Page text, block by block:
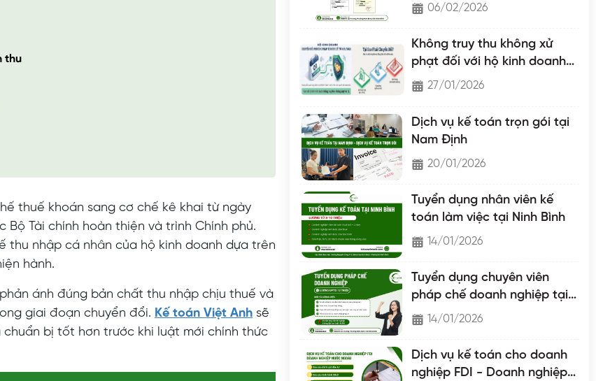
thu
thuế khoán sang cơ chế kê khai từ ngày
Tài chính hoàn thiện và trình Chính phủ.
nhập cá nhân của hộ kinh doanh dựa trên
hành.
ánh đúng bản chất thu nhập chịu thuế và
giai đoạn chuyển đổi. Kế toán Việt Anh sẽ
bị tốt hơn trước khi luật mới chính thức
06/02/2026
Không truy thu không xử
phạt đối với hộ kinh doanh
chuyển lên hộ khoán
27/01/2026
Dịch vụ kế toán trọn gói tại
Nam Định
20/01/2026
Tuyển dụng nhân viên kế
toán làm việc tại Ninh Bình
14/01/2026
Tuyển dụng chuyên viên
pháp chế doanh nghiệp tại
Nam Định
14/01/2026
Dịch vụ kế toán cho doanh
nghiệp FDI - Doanh nghiệp